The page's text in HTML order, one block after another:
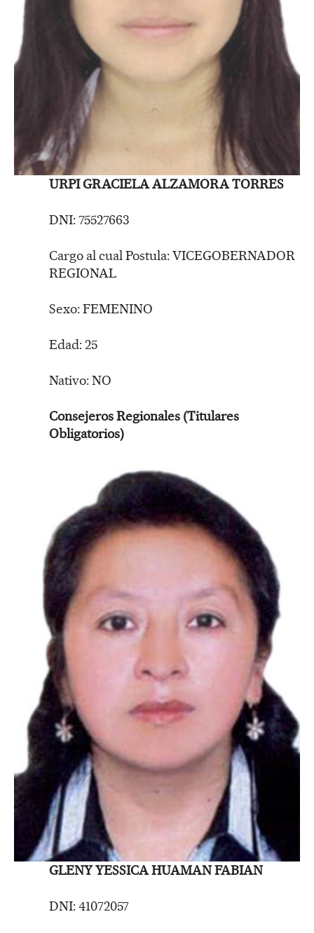
URPI GRACIELA ALZAMORA TORRES
DNI: 75527663
Cargo al cual Postula: VICEGOBERNADOR
REGIONAL
Sexo: FEMENINO
Edad: 25
Nativo: NO
Consejeros Regionales (Titulares
Obligatorios)
GLENY YESSICA HUAMAN FABIAN
DNI: 41072057